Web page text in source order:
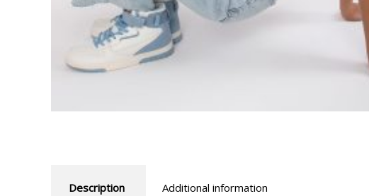
Description Additional information